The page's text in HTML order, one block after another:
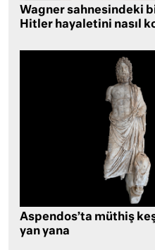
Wagner sahnesindeki
Hitler hayaletini nasıl
Aspendos’ta müthiş
yan yana